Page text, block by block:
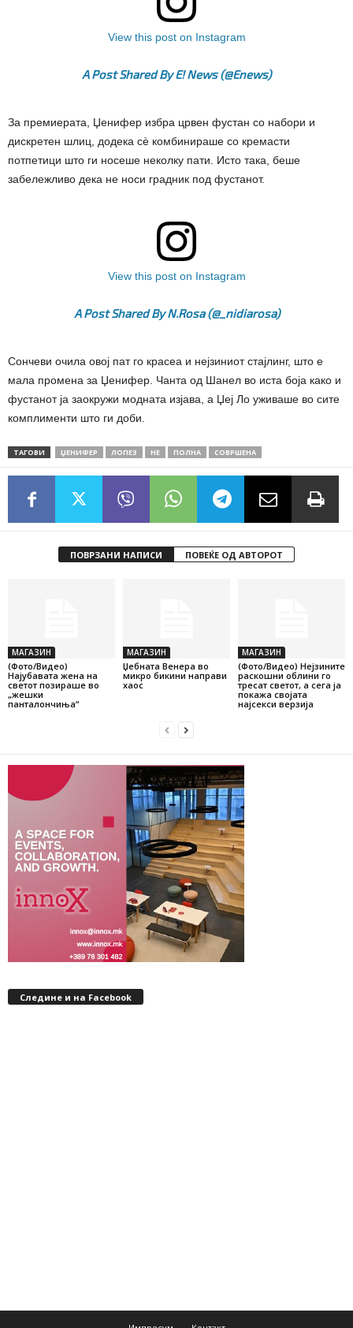
View this post on Instagram
A Post Shared By E! News (@enews)
За премиерата, Џенифер избра црвен фустан со набори и
дискретен шлиц, додека сè комбинираше со кремасти
потпетици што ги носеше неколку пати. Исто така, беше
забележливо дека не носи градник под фустанот.
View this post on Instagram
A Post Shared By N.Rosa (@_nidiarosa)
Сончеви очила овој пат го красеа и нејзиниот стајлинг, што е
мала промена за Џенифер. Чанта од Шанел во иста боја како и
фустанот ја заокружи модната изјава, а Џеј Ло уживаше во сите
комплименти што ги доби.
ТАГОВИ ЏЕНИФЕР ЛОПЕЗ НЕ ПОЛНА СОВРШЕНА
ПОВРЗАНИ НАПИСИ ПОВЕЌЕ ОД АВТОРОТ
МАГАЗИН
(Фото/Видео)
Најубавата жена на
светот позираше во
„жешки
панталончиња“
МАГАЗИН
Џебната Венера во
микро бикини направи
хаос
МАГАЗИН
(Фото/Видео) Нејзините
раскошни облини го
тресат светот, а сега ја
покажа својата
најсекси верзија
Следине и на Facebook